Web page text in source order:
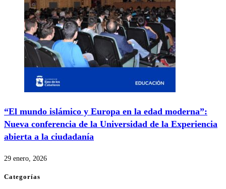
“El mundo islámico y Europa en la edad moderna”:
Nueva conferencia de la Universidad de la Experiencia
abierta a la ciudadanía
29 enero, 2026
Categorías